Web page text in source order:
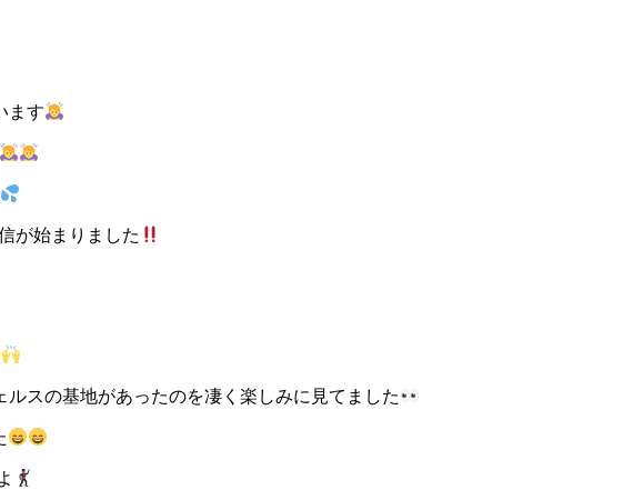
ます
が始まりました
スの基地があったのを凄く楽しみに見てました